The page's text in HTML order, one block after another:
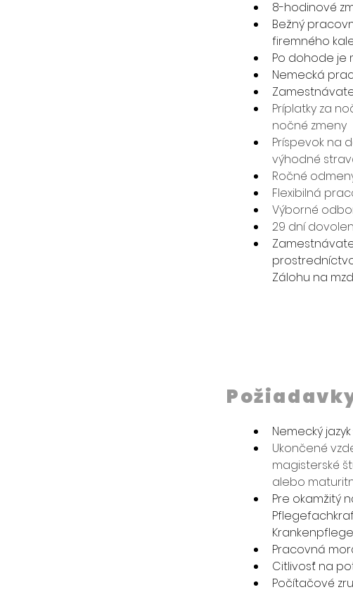
8-hodinové
Bežný
firemného
Po dohode je
Nemecká
Príplatky za
nočné zmeny
Príspevok na
výhodné
Ročné
Flexibilná
Výborné
29 dní
Zálohu na
Nemecký
Ukončené
magisterské
alebo
Pre okamžitý
Pracovná
Citlivosť na
Počítačové